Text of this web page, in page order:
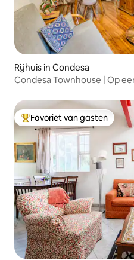
Rijhuis in Condesa
Condesa Townhouse | Op
Topfavoriet van gasten
Favoriet van gasten